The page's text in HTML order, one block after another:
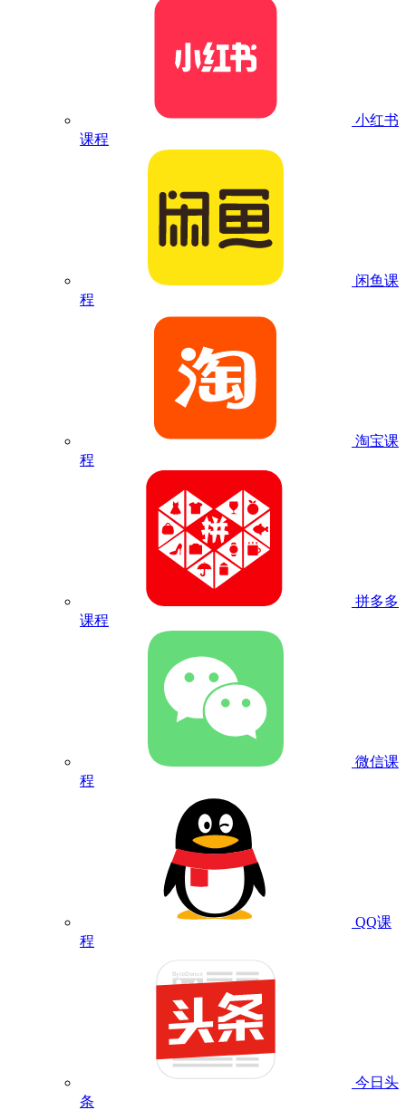
小红书
课程
闲鱼课
程
淘宝课
程
拼多多
课程
微信课
程
QQ课
程
今日头
条